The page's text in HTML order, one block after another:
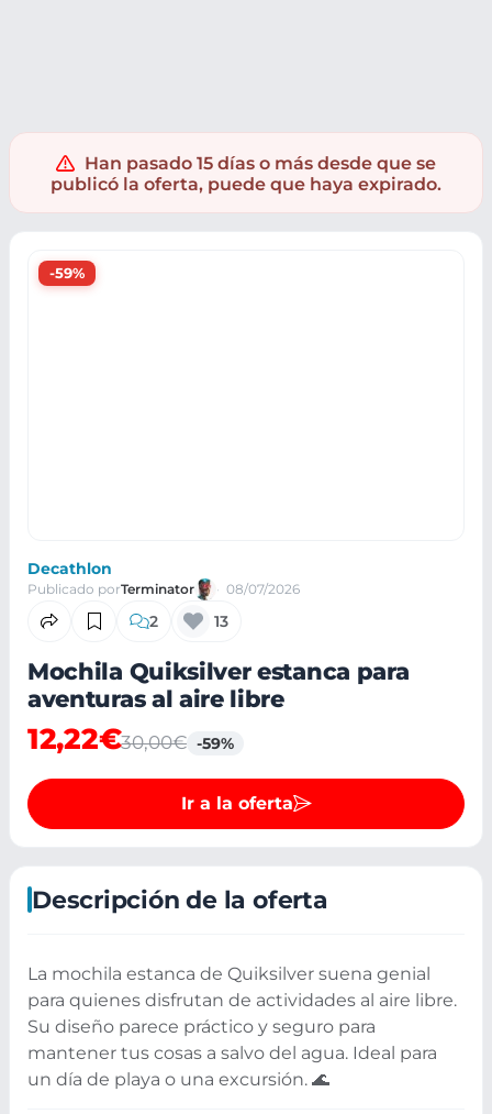
Han pasado 15 días o más desde que se
publicó la oferta, puede que haya expirado.
-59%
Decathlon
Publicado porTerminator 08/07/2026
2 13
Mochila Quiksilver estanca para
aventuras al aire libre
12,22€30,00€ -59%
Ir a la oferta
Descripción de la oferta
La mochila estanca de Quiksilver suena genial
para quienes disfrutan de actividades al aire libre.
Su diseño parece práctico y seguro para
mantener tus cosas a salvo del agua. Ideal para
un día de playa o una excursión. 🌊